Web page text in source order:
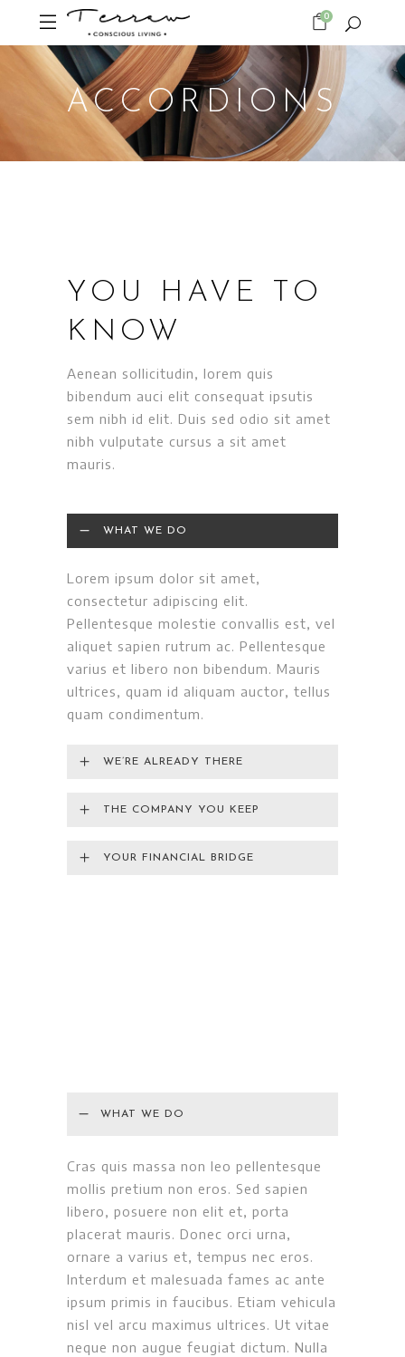
0
ACCORDIONS
YOU HAVE TO
KNOW
Aenean sollicitudin, lorem quis
bibendum auci elit consequat ipsutis
sem nibh id elit. Duis sed odio sit amet
nibh vulputate cursus a sit amet
mauris.
WHAT WE DO
Lorem ipsum dolor sit amet,
consectetur adipiscing elit.
Pellentesque molestie convallis est, vel
aliquet sapien rutrum ac. Pellentesque
varius et libero non bibendum. Mauris
ultrices, quam id aliquam auctor, tellus
quam condimentum.
WE’RE ALREADY THERE
THE COMPANY YOU KEEP
YOUR FINANCIAL BRIDGE
WHAT WE DO
Cras quis massa non leo pellentesque
mollis pretium non eros. Sed sapien
libero, posuere non elit et, porta
placerat mauris. Donec orci urna,
ornare a varius et, tempus nec eros.
Interdum et malesuada fames ac ante
ipsum primis in faucibus. Etiam vehicula
nisl vel arcu maximus ultrices. Ut vitae
neque non augue feugiat dictum. Nulla